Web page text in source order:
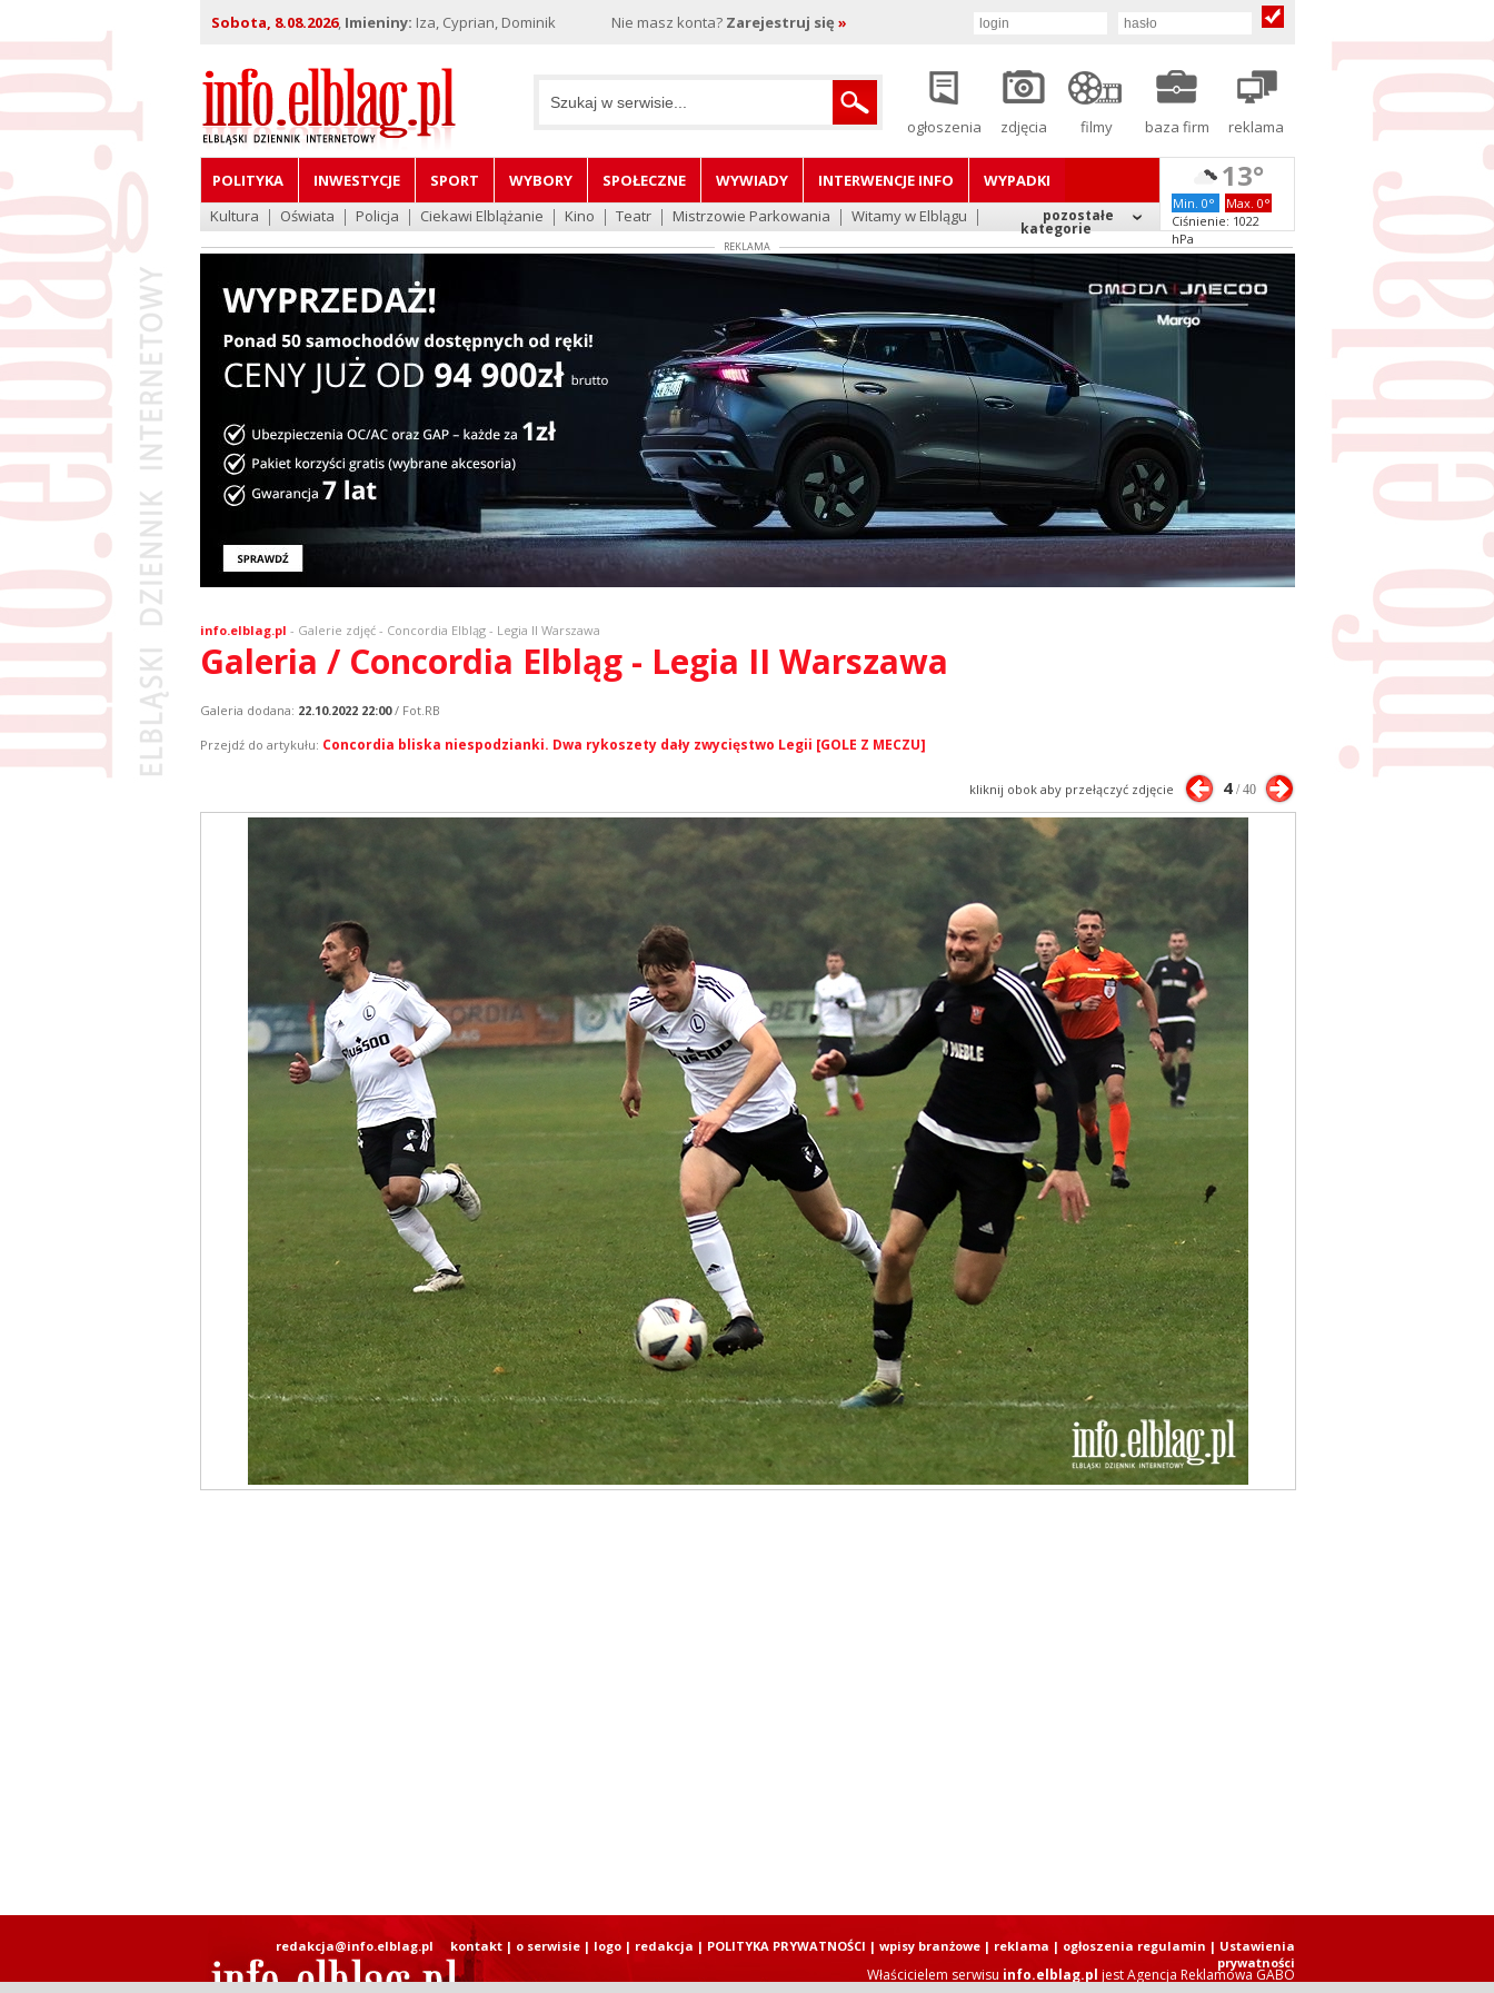
Sobota, 8.08.2026, Imieniny: Iza, Cyprian, Dominik Nie masz konta? Zarejestruj się »
ogłoszenia zdjęcia filmy baza firm reklama
POLITYKA INWESTYCJE SPORT WYBORY SPOŁECZNE WYWIADY INTERWENCJE INFO
WYPADKI
Kultura
Oświata Policja Ciekawi Elblążanie Kino Teatr Mistrzowie Parkowania Witamy w Elblągu pozostałe
kategorie
13°
Min. 0°
Max. 0°
Ciśnienie: 1022
hPa
REKLAMA
info.elblag.pl - Galerie zdjęć- Concordia Elbląg - Legia II Warszawa
Galeria / Concordia Elbląg - Legia II Warszawa
Galeria dodana: 22.10.2022 22:00/ Fot.RB
Przejdź do artykułu: Concordia bliska niespodzianki. Dwa rykoszety dały zwycięstwo Legii [GOLE Z MECZU]
kliknij obok aby przełączyć zdjęcie 4/ 40
Właścicielem serwisu info.elblag.pl jestAgencja Reklamowa GABO
redakcja@info.elblag.pl kontakt| o serwisie| logo| redakcja | POLITYKA PRYWATNOŚCI | wpisy branżowe| reklama | ogłoszenia regulamin | Ustawienia
prywatności